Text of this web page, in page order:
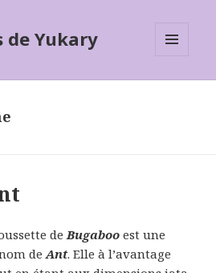
de Yukary
deBugaboo est une
deAnt. Elle à l’avantage